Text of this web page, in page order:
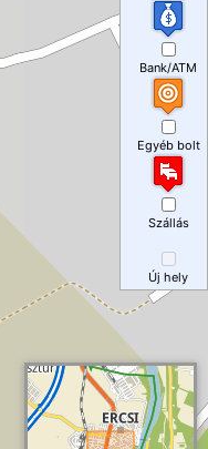
Bank/ATM
Egyéb bolt
Szállás
Új hely